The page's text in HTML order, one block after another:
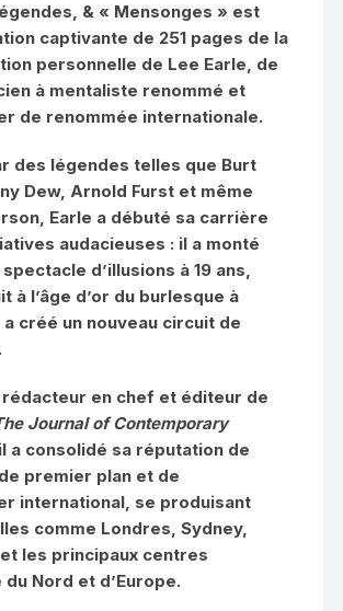
& « Mensonges » est
captivante de 251 pages de la
personnelle de Lee Earle, de
à mentaliste renommé et
de renommée internationale.
des légendes telles que Burt
Dew, Arnold Furst et même
Earle a débuté sa carrière
audacieuses : il a monté
d’illusions à 19 ans,
à l’âge d’or du burlesque à
a créé un nouveau circuit de
rédacteur en chef et éditeur de
Journal of Contemporary
a consolidé sa réputation de
premier plan et de
international, se produisant
comme Londres, Sydney,
les principaux centres
du Nord et d’Europe.